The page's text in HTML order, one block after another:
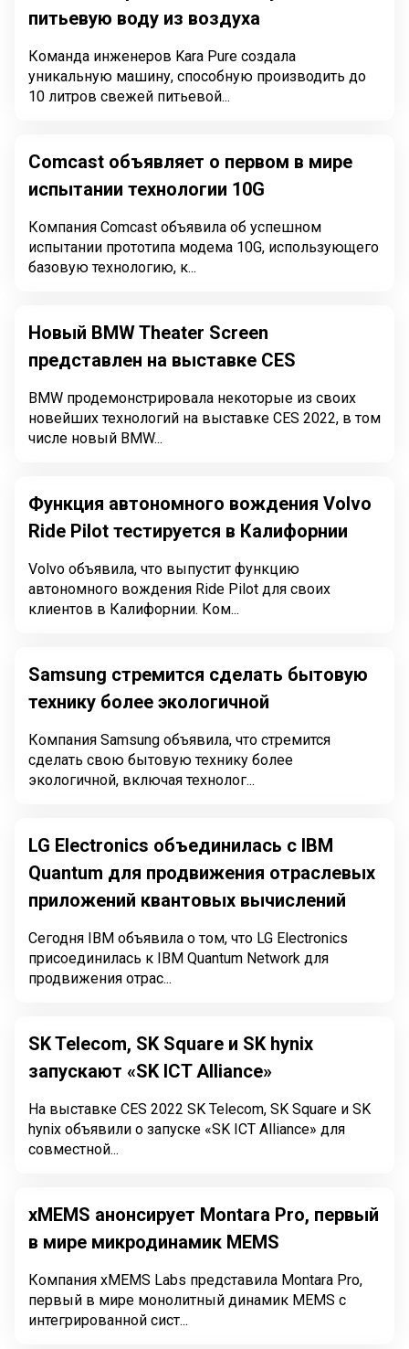
питьевую воду из воздуха
Команда инженеров Kara Pure создала
уникальную машину, способную производить до
10 литров свежей питьевой...
Comcast объявляет о первом в мире
испытании технологии 10G
Компания Comcast объявила об успешном
испытании прототипа модема 10G, использующего
базовую технологию, к...
Новый BMW Theater Screen
представлен на выставке CES
BMW продемонстрировала некоторые из своих
новейших технологий на выставке CES 2022, в том
числе новый BMW...
Функция автономного вождения Volvo
Ride Pilot тестируется в Калифорнии
Volvo объявила, что выпустит функцию
автономного вождения Ride Pilot для своих
клиентов в Калифорнии. Ком...
Samsung стремится сделать бытовую
технику более экологичной
Компания Samsung объявила, что стремится
сделать свою бытовую технику более
экологичной, включая технолог...
LG Electronics объединилась с IBM
Quantum для продвижения отраслевых
приложений квантовых вычислений
Сегодня IBM объявила о том, что LG Electronics
присоединилась к IBM Quantum Network для
продвижения отрас...
SK Telecom, SK Square и SK hynix
запускают «SK ICT Alliance»
На выставке CES 2022 SK Telecom, SK Square и SK
hynix объявили о запуске «SK ICT Alliance» для
совместной...
xMEMS анонсирует Montara Pro, первый
в мире микродинамик MEMS
Компания xMEMS Labs представила Montara Pro,
первый в мире монолитный динамик MEMS с
интегрированной сист...